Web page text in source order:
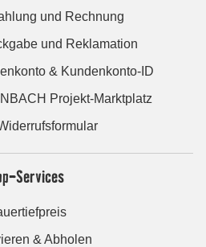
und Rechnung
und Reklamation
& Kundenkonto-ID
Projekt-Marktplatz
Services
& Abholen